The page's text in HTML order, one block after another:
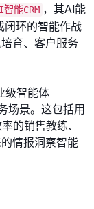
能CRM ，其AI能
闭环的智能作战
育、客户服务
级智能体
场景。这包括用
的销售教练、
情报洞察智能